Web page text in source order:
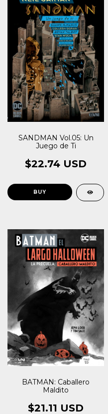
SANDMAN Vol.05: Un
Juego de Ti
$22.74 USD
BATMAN: Caballero
Maldito
$21.11 USD